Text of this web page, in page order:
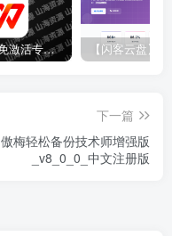
WPS2019免激活专业增强版温州大学版(可使用云文档)
下一篇
傲梅轻松备份技术师增强版
_v8_0_0_中文注册版